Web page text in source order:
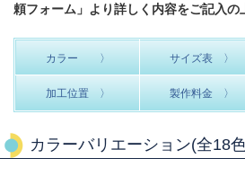
頼フォーム」より詳しく内容をご記入の
カラー 〉 サイズ表 〉
加工位置 〉 製作料金 〉
カラーバリエーション(全18色